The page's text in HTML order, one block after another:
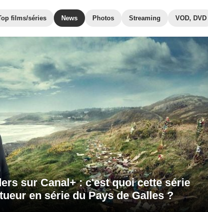
films/séries News Photos Streaming VOD, DVD
sur Canal+ : c'est quoi cette série
en série du Pays de Galles ?